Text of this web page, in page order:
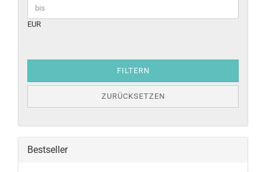
EUR
FILTERN
ZURÜCKSETZEN
Bestseller